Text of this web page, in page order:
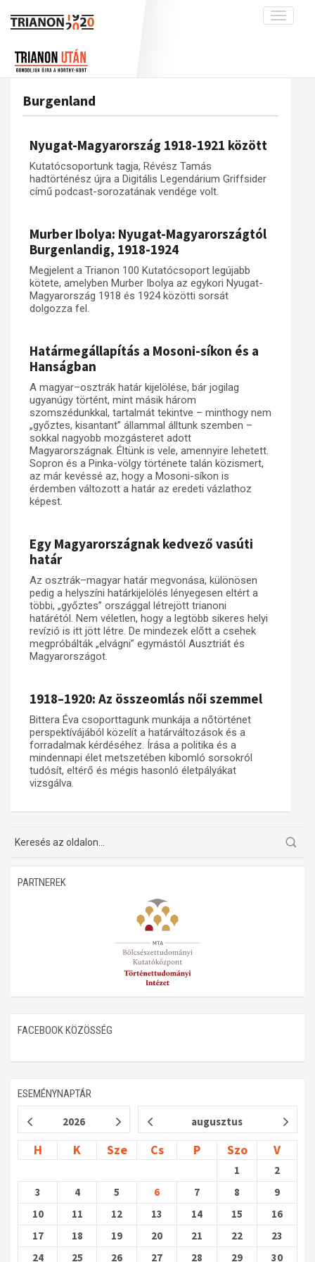
Toggle
A békerendszer megszilárdulása
Utókor és emlékezet
Adatbázis
Emlékművek (feltöltés alatt)
Kapcsolat
Trianon-kommentár
Dokumentumok
Burgenland
Nyugat-Magyarország 1918-1921 között
Kutatócsoportunk tagja, Révész Tamás
hadtörténész újra a Digitális Legendárium Griffsider
című podcast-sorozatának vendége volt.
Murber Ibolya: Nyugat-Magyarországtól
Burgenlandig, 1918-1924
Megjelent a Trianon 100 Kutatócsoport legújabb
kötete, amelyben Murber Ibolya az egykori Nyugat-
Magyarország 1918 és 1924 közötti sorsát
dolgozza fel.
Határmegállapítás a Mosoni-síkon és a
Hanságban
A magyar–osztrák határ kijelölése, bár jogilag
ugyanúgy történt, mint másik három
szomszédunkkal, tartalmát tekintve – minthogy nem
„győztes, kisantant” állammal álltunk szemben –
sokkal nagyobb mozgásteret adott
Magyarországnak. Éltünk is vele, amennyire lehetett.
Sopron és a Pinka-völgy története talán közismert,
az már kevéssé az, hogy a Mosoni-síkon is
érdemben változott a határ az eredeti vázlathoz
képest.
Egy Magyarországnak kedvező vasúti
határ
Az osztrák–magyar határ megvonása, különösen
pedig a helyszíni határkijelölés lényegesen eltért a
többi, „győztes” országgal létrejött trianoni
határétól. Nem véletlen, hogy a legtöbb sikeres helyi
revízió is itt jött létre. De mindezek előtt a csehek
megpróbálták „elvágni” egymástól Ausztriát és
Magyarországot.
1918–1920: Az összeomlás női szemmel
Bittera Éva csoporttagunk munkája a nőtörténet
perspektívájából közelít a határváltozások és a
forradalmak kérdéséhez. Írása a politika és a
mindennapi élet metszetében kibomló sorsokról
tudósít, eltérő és mégis hasonló életpályákat
vizsgálva.
PARTNEREK
FACEBOOK KÖZÖSSÉG
ESEMÉNYNAPTÁR
2026 augusztus
H K Sze Cs P Szo V
1
2
3
4 5 6 7 8
9
10
11 12 13 14 15
16
17
18 19 20 21 22
23
24
25 26 27 28 29 30